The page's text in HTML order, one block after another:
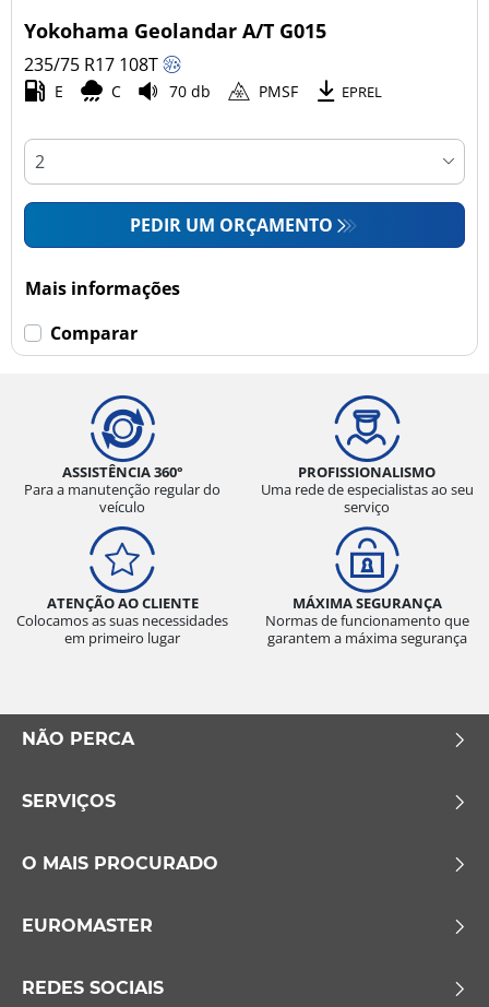
Esvaziamento limitado
Runflat (0)
Mais opções
Yokohama Geolandar A/T G015
235/75 R17 108T
E C 70 db PMSF EPREL
PEDIR UM ORÇAMENTO
Mais informações
Comparar
ASSISTÊNCIA 360°
Para a manutenção regular do
veículo
PROFISSIONALISMO
Uma rede de especialistas ao seu
serviço
ATENÇÃO AO CLIENTE
Colocamos as suas necessidades
em primeiro lugar
MÁXIMA SEGURANÇA
Normas de funcionamento que
garantem a máxima segurança
NÃO PERCA
SERVIÇOS
O MAIS PROCURADO
EUROMASTER
REDES SOCIAIS